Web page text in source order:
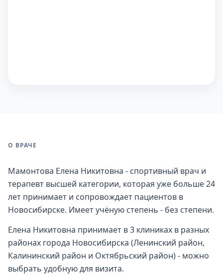
О ВРАЧЕ
Мамонтова Елена Никитовна - спортивный врач и
терапевт высшей категории, которая уже больше 24
лет принимает и сопровождает пациентов в
Новосибирске. Имеет учёную степень - без степени.
Елена Никитовна принимает в 3 клиниках в разных
районах города Новосибирска (Ленинский район,
Калининский район и Октябрьский район) - можно
выбрать удобную для визита.